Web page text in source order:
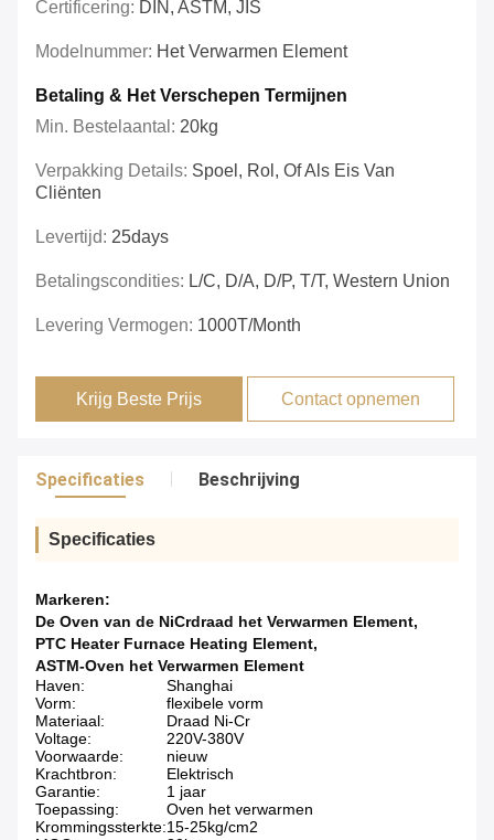
Certificering: DIN, ASTM, JIS
Modelnummer: Het Verwarmen Element
Betaling & Het Verschepen Termijnen
Min. Bestelaantal: 20kg
Verpakking Details: Spoel, Rol, Of Als Eis Van
Cliënten
Levertijd: 25days
Betalingscondities: L/C, D/A, D/P, T/T, Western Union
Levering Vermogen: 1000T/month
Krijg Beste Prijs Contact opnemen
Specificaties Beschrijving
Specificaties
Markeren:
De Oven van de NiCrdraad het Verwarmen Element,
PTC Heater Furnace Heating Element,
ASTM-Oven het Verwarmen Element
Haven:
Shanghai
Vorm:
flexibele vorm
Materiaal:
Draad Ni-Cr
Voltage:
220V-380V
Voorwaarde:
nieuw
Krachtbron:
Elektrisch
Garantie:
1 jaar
Toepassing:
Oven het verwarmen
Krommingssterkte:15-25kg/cm2